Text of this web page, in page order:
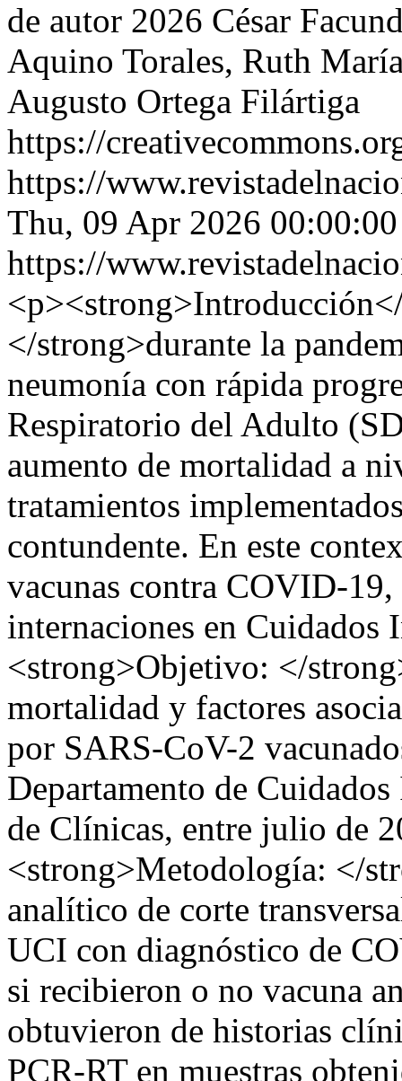
de autor 2026 César
Aquino Torales, Ruth
Augusto Ortega Filártiga
https://
https://
Thu, 09 Apr 2026
https://
</strong>durante la
neumonía con rápida
Respiratorio del Adulto
aumento de mortalidad a
tratamientos
contundente. En este
vacunas contra COVID-
internaciones en
<strong>Objetivo: </
mortalidad y factores
por SARS-CoV-2
Departamento de
de Clínicas, entre julio de
<strong>Metodología: </
analítico de corte
UCI con diagnóstico de
si recibieron o no vacuna
obtuvieron de historias
PCR-RT en muestras